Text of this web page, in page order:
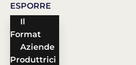
ESPORRE
Il
Format
Aziende
Produttrici